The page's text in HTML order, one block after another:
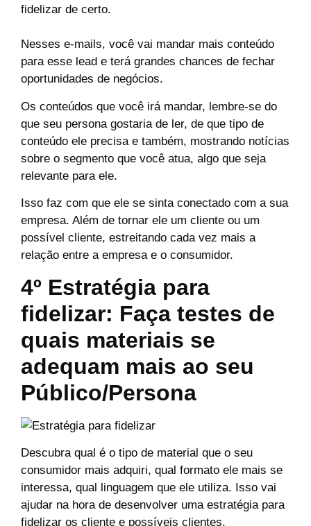
fidelizar de certo.
Nesses e-mails, você vai mandar mais conteúdo
para esse lead e terá grandes chances de fechar
oportunidades de negócios.
Os conteúdos que você irá mandar, lembre-se do
que seu persona gostaria de ler, de que tipo de
conteúdo ele precisa e também, mostrando notícias
sobre o segmento que você atua, algo que seja
relevante para ele.
Isso faz com que ele se sinta conectado com a sua
empresa. Além de tornar ele um cliente ou um
possível cliente, estreitando cada vez mais a
relação entre a empresa e o consumidor.
4º Estratégia para
fidelizar: Faça testes de
quais materiais se
adequam mais ao seu
Público/Persona
Descubra qual é o tipo de material que o seu
consumidor mais adquiri, qual formato ele mais se
interessa, qual linguagem que ele utiliza. Isso vai
ajudar na hora de desenvolver uma estratégia para
fidelizar os cliente e possíveis clientes.